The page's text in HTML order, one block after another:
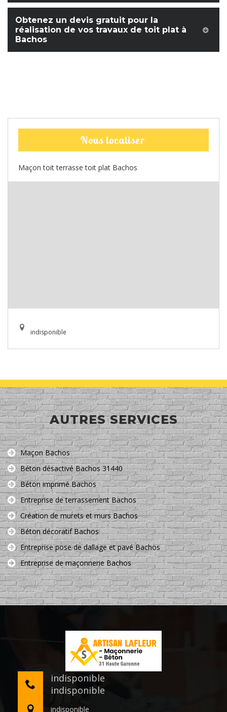
Obtenez un devis gratuit pour la
réalisation de vos travaux de toit plat à
Bachos
Nous localiser
Maçon toit terrasse toit plat Bachos
indisponible
AUTRES SERVICES
Maçon Bachos
Béton désactivé Bachos 31440
Béton imprimé Bachos
Entreprise de terrassement Bachos
Création de murets et murs Bachos
Béton décoratif Bachos
Entreprise pose de dallage et pavé Bachos
Entreprise de maçonnerie Bachos
indisponible
indisponible
indisponible